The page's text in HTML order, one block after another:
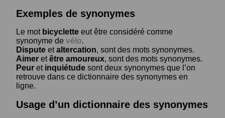
Exemples de synonymes
Le mot bicyclette eut être considéré comme
synonyme de vélo.
Dispute etaltercation, sont des mots synonymes.
Aimer etêtre amoureux, sont des mots synonymes.
Peur et inquiétude sont deux synonymes que l’on
retrouve dans ce dictionnaire des synonymes en
ligne.
Usage d’un dictionnaire des synonymes